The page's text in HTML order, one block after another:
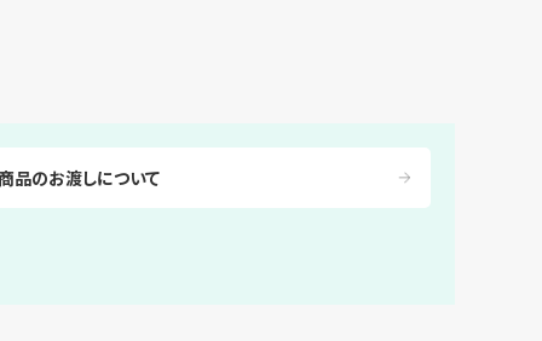
品のお渡しについて